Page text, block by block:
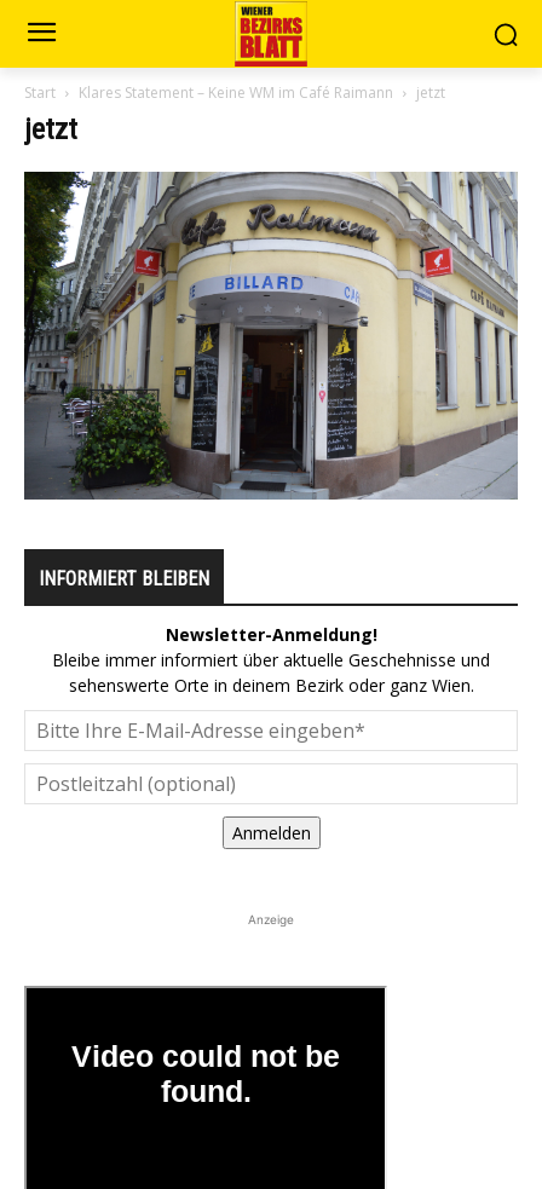
Start Klares Statement – Keine WM im Café Raimann jetzt
jetzt
INFORMIERT BLEIBEN
Newsletter-Anmeldung!
Bleibe immer informiert über aktuelle Geschehnisse und
sehenswerte Orte in deinem Bezirk oder ganz Wien.
Anmelden
Anzeige